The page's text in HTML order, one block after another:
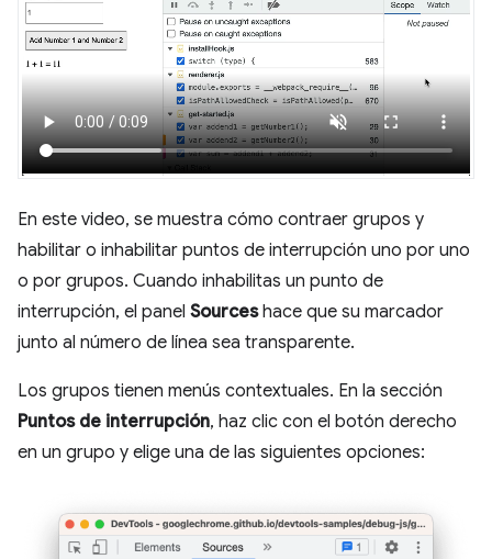
En este video, se muestra cómo contraer grupos y
habilitar o inhabilitar puntos de interrupción uno por uno
o por grupos. Cuando inhabilitas un punto de
interrupción, el panel Sourceshace que su marcador
junto al número de línea sea transparente.
Los grupos tienen menús contextuales. En la sección
Puntos de interrupción, haz clic con el botón derecho
en un grupo y elige una de las siguientes opciones: